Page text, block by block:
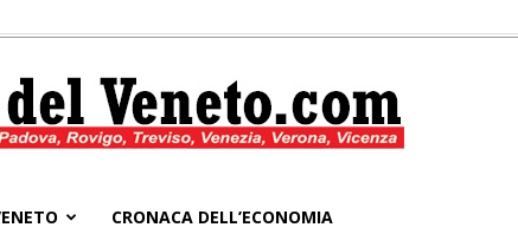
CRONACA DELL’ECONOMIA